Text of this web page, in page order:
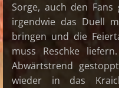
Sorge, auch den
irgendwie das Duell
bringen und die
muss Reschke
Abwärtstrend
wieder in das